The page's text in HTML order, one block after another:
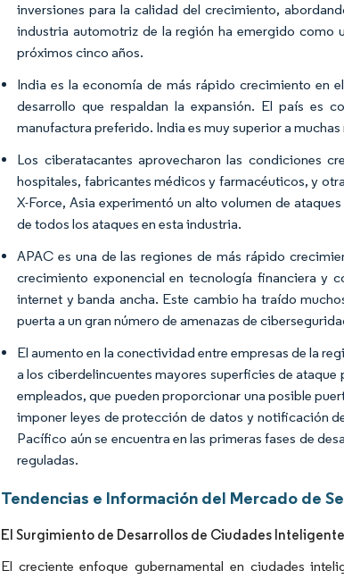
inversiones para la calidad del crecimiento,
industria automotriz de la región ha emergido como
próximos cinco años.
India es la economía de más rápido crecimiento en
desarrollo que respaldan la expansión. El país es
manufactura preferido. India es muy superior a
Los ciberatacantes aprovecharon las condiciones
hospitales, fabricantes médicos y farmacéuticos, y
X-Force, Asia experimentó un alto volumen de
de todos los ataques en esta industria.
APAC es una de las regiones de más rápido
crecimiento exponencial en tecnología financiera y
internet y banda ancha. Este cambio ha traído
puerta a un gran número de amenazas de
El aumento en la conectividad entre empresas de la
a los ciberdelincuentes mayores superficies de
empleados, que pueden proporcionar una posible
imponer leyes de protección de datos y notificación
Pacífico aún se encuentra en las primeras fases de
reguladas.
Tendencias e Información del Mercado de
El Surgimiento de Desarrollos de Ciudades
El creciente enfoque gubernamental en ciudades